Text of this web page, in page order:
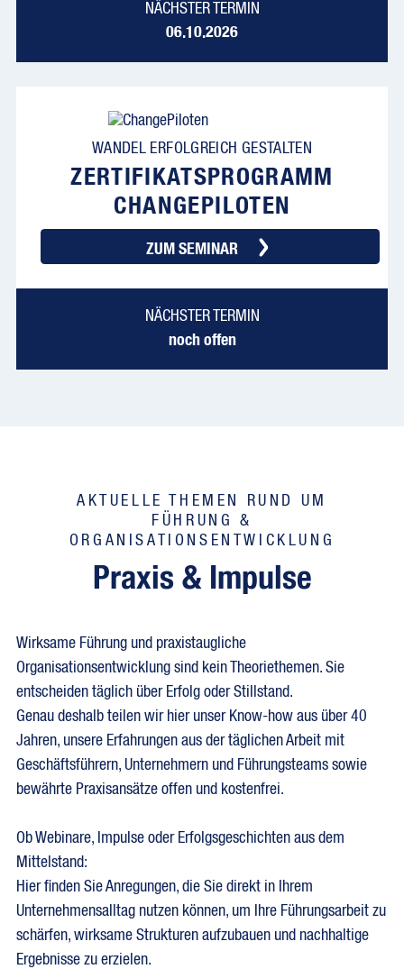
NÄCHSTER TERMIN
06.10.2026
NÄCHSTER TERMIN
noch offen
WANDEL ERFOLGREICH GESTALTEN
ZERTIFIKATS­PROGRAMM
CHANGEPILOTEN
ZUM SEMINAR
AKTUELLE THEMEN RUND UM
FÜHRUNG &
ORGANISATIONSENTWICKLUNG
Praxis & Impulse
Wirksame Führung und praxistaugliche
Organisationsentwicklung sind kein Theoriethemen. Sie
entscheiden täglich über Erfolg oder Stillstand.
Genau deshalb teilen wir hier unser Know-how aus über 40
Jahren, unsere Erfahrungen aus der täglichen Arbeit mit
Geschäftsführern, Unternehmern und Führungsteams sowie
bewährte Praxisansätze offen und kostenfrei.
Ob Webinare, Impulse oder Erfolgsgeschichten aus dem
Mittelstand:
Hier finden Sie Anregungen, die Sie direkt in Ihrem
Unternehmensalltag nutzen können, um Ihre Führungsarbeit zu
schärfen, wirksame Strukturen aufzubauen und nachhaltige
Ergebnisse zu erzielen.